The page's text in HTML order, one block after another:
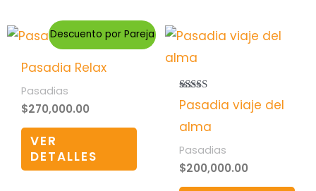
Descuento por Pareja
Pasadia Relax
Pasadias
$270,000.00
VER
DETALLES
Valorado en
5.00
Pasadia viaje del
alma
Pasadias
$200,000.00